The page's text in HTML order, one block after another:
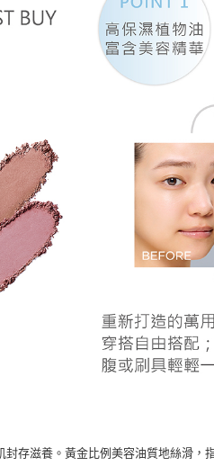
存滋養。黃金比例美容油質地絲滑，